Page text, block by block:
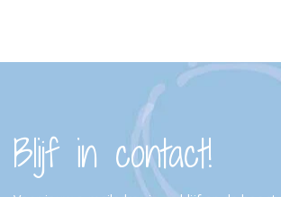
Blijf in contact!